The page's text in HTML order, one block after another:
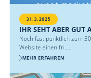
31.3.2025
IHR SEHT ABER GUT
Noch fast pünktlich zum
Website einen fri....
MEHR ERFAHREN